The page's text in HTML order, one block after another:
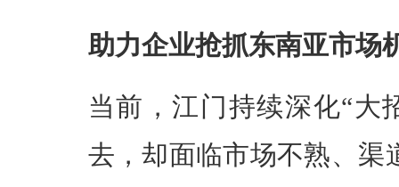
助力企业抢抓东南亚市场
当前，江门持续深化“大
去，却面临市场不熟、渠